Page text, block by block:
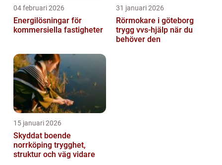
04 februari 2026
Energilösningar för
kommersiella fastigheter
31 januari 2026
Rörmokare i göteborg
trygg vvs-hjälp när du
behöver den
15 januari 2026
Skyddat boende
norrköping trygghet,
struktur och väg vidare